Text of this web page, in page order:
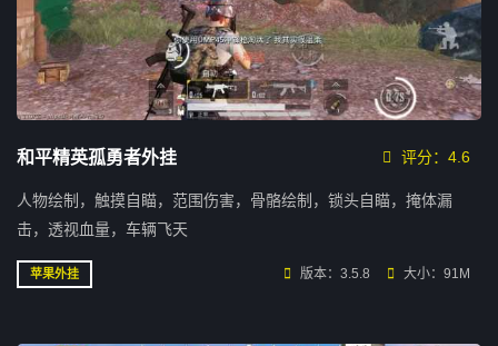
和平精英孤勇者外挂 评分：4.6
人物绘制，触摸自瞄，范围伤害，骨骼绘制，锁头自瞄，掩体漏
击，透视血量，车辆飞天
苹果外挂 版本：3.5.8 大小：91M